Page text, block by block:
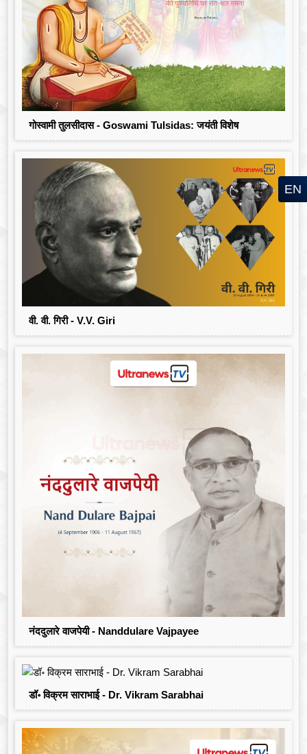
गोस्वामी तुलसीदास - Goswami Tulsidas: जयंती विशेष
वी. वी. गिरी - V.V. Giri
नंददुलारे वाजपेयी - Nanddulare Vajpayee
डॉ॰ विक्रम साराभाई - Dr. Vikram Sarabhai
EN